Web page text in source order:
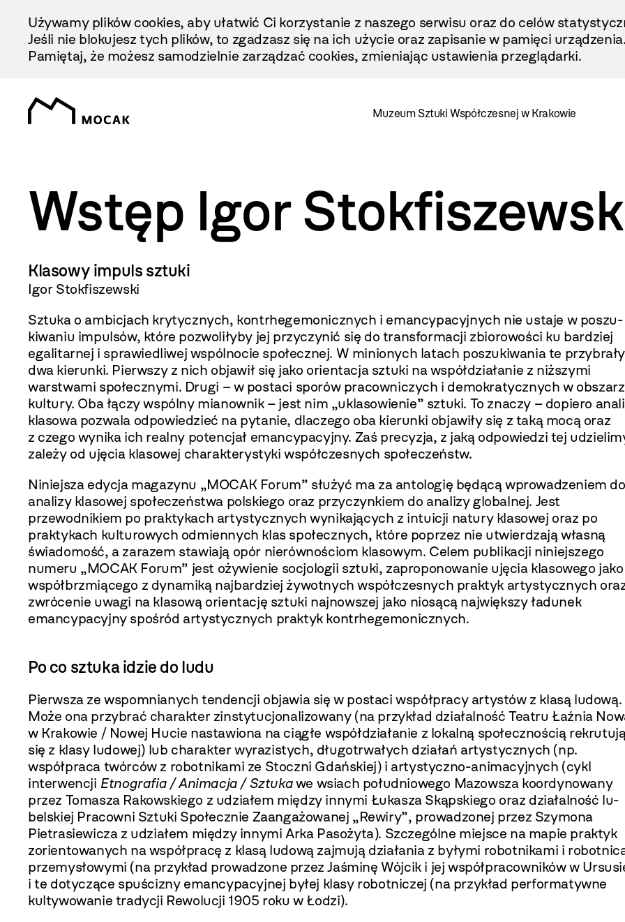
Treści
Używamy plików cookies, aby ułatwić Ci korzystanie z naszego serwisu oraz do celów
Jeśli nie blokujesz tych plików, to zgadzasz się na ich użycie oraz zapisanie w pamięci
Pamiętaj, że możesz samodzielnie zarządzać cookies, zmieniając ustawienia przeglądarki.
Muzeum Sztuki Współczesnej w Krakowie
Wstęp Igor
Klasowy impuls sztuki
Igor Stokfiszewski
Sztuka o ambicjach krytycznych, kontrhegemo­nicznych i emancypacyjnych nie ustaje w poszu­
kiwaniu impulsów, które pozwoliłyby jej przyczy­nić się do transformacji zbiorowości ku bardziej
egalitarnej i sprawiedliwej wspólnocie społecznej. W minionych latach poszukiwania te przybrały
dwa kierunki. Pierwszy z nich objawił się jako orientacja sztuki na współdziałanie z niższymi
warstwami społecznymi. Drugi –w postaci spo­rów pracowniczych i demokratycznych w
kultury. Oba łączy wspólny mianownik – jest nim „uklasowienie” sztuki. To znaczy – dopiero
klasowa pozwala odpowiedzieć na py­tanie, dlaczego oba kierunki objawiły się z taką mocą oraz
z czego wynika ich realny potencjał emancypacyjny. Zaś precyzja, z jaką odpowiedzi tej
zależy od ujęcia klasowej charak­terystyki współczesnych społeczeństw.
Niniejsza edycja magazynu „MOCAK Fo­rum” służyć ma za antologię będącą wprowadze­niem do
analizy klasowej społeczeństwa polskie­go oraz przyczynkiem do analizy globalnej. Jest
przewodnikiem po praktykach artystycznych wynikających z intuicji natury klasowej oraz po
praktykach kulturowych odmiennych klas spo­łecznych, które poprzez nie utwierdzają własną
świadomość, a zarazem stawiają opór nierówno­ściom klasowym. Celem publikacji niniejszego
numeru „MOCAK Forum” jest ożywienie socjo­logii sztuki, zaproponowanie ujęcia klasowego jako
współbrzmiącego z dynamiką najbardziej żywotnych współczesnych praktyk artystycznych
zwrócenie uwagi na klasową orientację sztu­ki najnowszej jako niosącą największy ładunek
emancypacyjny spośród artystycznych praktyk kontrhegemonicznych.
Po co sztuka idzie do ludu
Pierwsza ze wspomnianych tendencji objawia się w postaci współpracy artystów z klasą ludo­wą.
Może ona przybrać charakter zinstytucjona­lizowany (na przykład działalność Teatru Łaźnia
w Krakowie / Nowej Hucie nastawiona na ciągłe współdziałanie z lokalną społecznością
się z klasy ludowej) lub charakter wyrazistych, długotrwałych działań artystycz­nych (np.
współpraca twórców z robotnikami ze Stoczni Gdańskiej) i artystyczno-animacyjnych (cykl
interwencji Etnografia / Animacja / Sztukawe wsiach południowego Mazowsza koordynowany
przez Tomasza Rakowskiego z udziałem między innymi Łukasza Skąpskiego oraz działalność lu­
belskiej Pracowni Sztuki Społecznie Zaangażo­wanej „Rewiry”, prowadzonej przez Szymona
Pietrasiewicza z udziałem między innymi Arka Pasożyta). Szczególne miejsce na mapie praktyk
zorientowanych na współpracę z klasą ludową zajmują działania z byłymi robotnikami i
przemysłowymi (na przykład prowadzo­ne przez Jaśminę Wójcik i jej współpracowników w
i te dotyczące spuścizny emancypa­cyjnej byłej klasy robotniczej (na przykład perfor­matywne
kultywowanie tradycji Rewolucji 1905 roku w Łodzi).